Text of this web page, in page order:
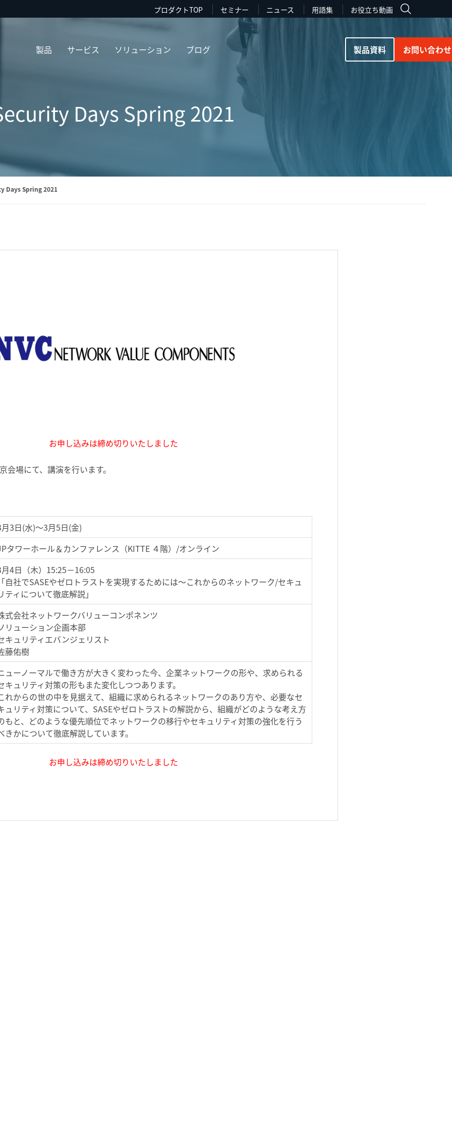
プロダクトTOP セミナー ニュース 用語集 お役立ち動画
製品 サービス ソリューション ブログ 製品資料 お問い合わせ
Days Spring 2021
Days Spring 2021
お申し込みは締め切りいたしました
場にて、講演を行います。
3日(水)～3月5日(金)
タワーホール＆カンファレンス（KITTE ４階）/オンライン
4日（木）15:25－16:05
自社でSASEやゼロトラストを実現するためには～これからのネットワーク/セキュ
ティについて徹底解説」
式会社ネットワークバリューコンポネンツ
リューション企画本部
キュリティエバンジェリスト
藤佑樹
ューノーマルで働き方が大きく変わった今、企業ネットワークの形や、求められる
キュリティ対策の形もまた変化しつつあります。
れからの世の中を見据えて、組織に求められるネットワークのあり方や、必要なセ
ュリティ対策について、SASEやゼロトラストの解説から、組織がどのような考え方
もと、どのような優先順位でネットワークの移行やセキュリティ対策の強化を行う
きかについて徹底解説しています。
お申し込みは締め切りいたしました